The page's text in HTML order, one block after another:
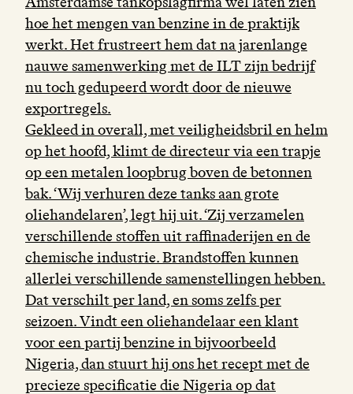
hoe het mengen van benzine in de praktijk
werkt. Het frustreert hem dat na jarenlange
nauwe samenwerking met de ILT zijn bedrijf
nu toch gedupeerd wordt door de nieuwe
exportregels.
Gekleed in overall, met veiligheidsbril en helm
op het hoofd, klimt de directeur via een trapje
op een metalen loopbrug boven de betonnen
bak. ‘Wij verhuren deze tanks aan grote
oliehandelaren’, legt hij uit. ‘Zij verzamelen
verschillende stoffen uit raffinaderijen en de
chemische industrie. Brandstoffen kunnen
allerlei verschillende samenstellingen hebben.
Dat verschilt per land, en soms zelfs per
seizoen. Vindt een oliehandelaar een klant
voor een partij benzine in bijvoorbeeld
Nigeria, dan stuurt hij ons het recept met de
precieze specificatie die Nigeria op dat